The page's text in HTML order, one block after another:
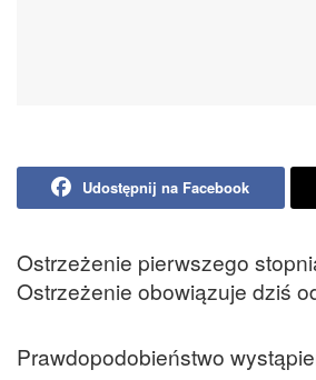
Udostępnij na Facebook
Ostrzeżenie pierwszego
Ostrzeżenie obowiązuje dziś
Prawdopodobieństwo